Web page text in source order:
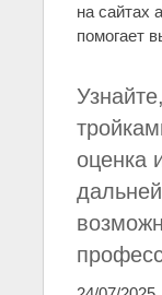
на сайтах
помогает
оценка